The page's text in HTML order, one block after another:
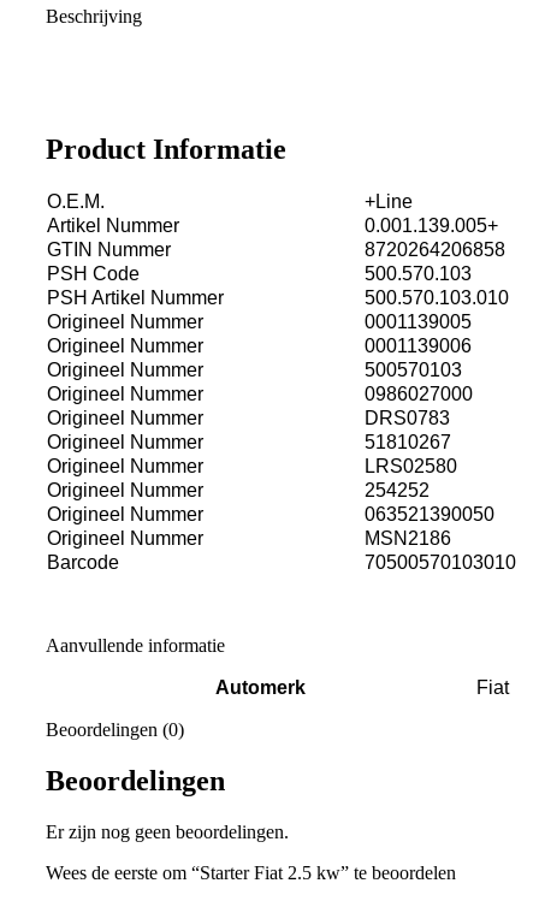
Beschrijving
Product Informatie
O.E.M.
+Line
Artikel Nummer
0.001.139.005+
GTIN Nummer
8720264206858
PSH Code
500.570.103
PSH Artikel Nummer
500.570.103.010
Origineel Nummer
0001139005
Origineel Nummer
0001139006
Origineel Nummer
500570103
Origineel Nummer
0986027000
Origineel Nummer
DRS0783
Origineel Nummer
51810267
Origineel Nummer
LRS02580
Origineel Nummer
254252
Origineel Nummer
063521390050
Origineel Nummer
MSN2186
Barcode
70500570103010
Aanvullende informatie
Automerk Fiat
Beoordelingen (0)
Beoordelingen
Er zijn nog geen beoordelingen.
Wees de eerste om “Starter Fiat 2.5 kw” te beoordelen